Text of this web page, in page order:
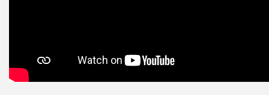
Мақолаҳо
Хадамоти матбуот